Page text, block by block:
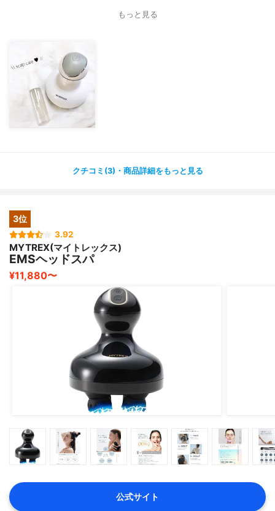
もっと見る
クチコミ(3)・商品詳細をもっと見る
3位
3.92
MYTREX(マイトレックス)
EMSヘッドスパ
¥11,880〜
公式サイト